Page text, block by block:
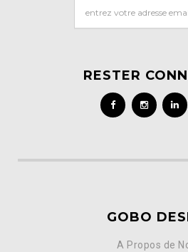
RESTER
GOBO
A Propos de